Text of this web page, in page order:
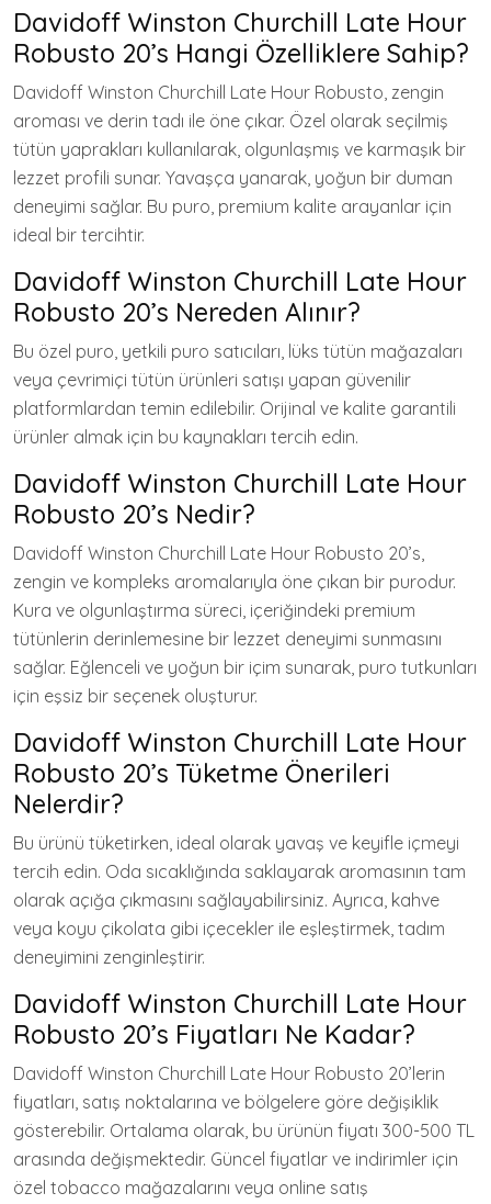
Davidoff Winston Churchill Late Hour
Robusto 20’s Hangi Özelliklere Sahip?
Davidoff Winston Churchill Late Hour Robusto, zengin
aroması ve derin tadı ile öne çıkar. Özel olarak seçilmiş
tütün yaprakları kullanılarak, olgunlaşmış ve karmaşık bir
lezzet profili sunar. Yavaşça yanarak, yoğun bir duman
deneyimi sağlar. Bu puro, premium kalite arayanlar için
ideal bir tercihtir.
Davidoff Winston Churchill Late Hour
Robusto 20’s Nereden Alınır?
Bu özel puro, yetkili puro satıcıları, lüks tütün mağazaları
veya çevrimiçi tütün ürünleri satışı yapan güvenilir
platformlardan temin edilebilir. Orijinal ve kalite garantili
ürünler almak için bu kaynakları tercih edin.
Davidoff Winston Churchill Late Hour
Robusto 20’s Nedir?
Davidoff Winston Churchill Late Hour Robusto 20’s,
zengin ve kompleks aromalarıyla öne çıkan bir purodur.
Kura ve olgunlaştırma süreci, içeriğindeki premium
tütünlerin derinlemesine bir lezzet deneyimi sunmasını
sağlar. Eğlenceli ve yoğun bir içim sunarak, puro tutkunları
için eşsiz bir seçenek oluşturur.
Davidoff Winston Churchill Late Hour
Robusto 20’s Tüketme Önerileri
Nelerdir?
Bu ürünü tüketirken, ideal olarak yavaş ve keyifle içmeyi
tercih edin. Oda sıcaklığında saklayarak aromasının tam
olarak açığa çıkmasını sağlayabilirsiniz. Ayrıca, kahve
veya koyu çikolata gibi içecekler ile eşleştirmek, tadım
deneyimini zenginleştirir.
Davidoff Winston Churchill Late Hour
Robusto 20’s Fiyatları Ne Kadar?
Davidoff Winston Churchill Late Hour Robusto 20’lerin
fiyatları, satış noktalarına ve bölgelere göre değişiklik
gösterebilir. Ortalama olarak, bu ürünün fiyatı 300-500 TL
arasında değişmektedir. Güncel fiyatlar ve indirimler için
özel tobacco mağazalarını veya online satış